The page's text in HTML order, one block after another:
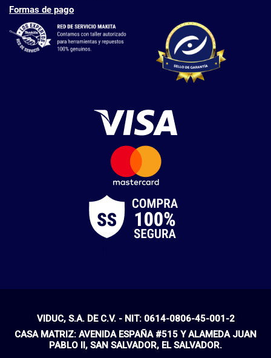
Formas de pago
VIDUC, S.A. DE C.V. - NIT: 0614-0806-45-001-2
CASA MATRIZ: AVENIDA ESPAÑA #515 Y ALAMEDA JUAN
PABLO II, SAN SALVADOR, EL SALVADOR.